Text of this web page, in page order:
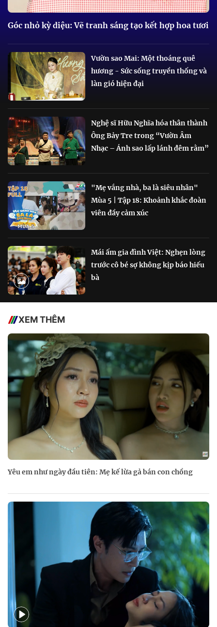
Góc nhỏ kỳ diệu: Vẽ tranh sáng tạo kết hợp hoa tươi
Vườn sao Mai: Một thoáng quê
hương - Sức sống truyền thống và
làn gió hiện đại
Nghệ sĩ Hữu Nghĩa hóa thân thành
Ông Bảy Tre trong “Vườn Âm
Nhạc – Ánh sao lấp lánh đêm rằm”
"Mẹ vắng nhà, ba là siêu nhân"
Mùa 5 | Tập 18: Khoảnh khắc đoàn
viên đầy cảm xúc
Mái ấm gia đình Việt: Nghẹn lòng
trước cô bé sợ không kịp báo hiếu
bà
XEM THÊM
Yêu em như ngày đầu tiên: Mẹ kế lừa gả bán con chồng